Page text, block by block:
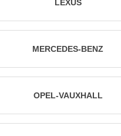
LEXUS
MERCEDES-BENZ
OPEL-VAUXHALL